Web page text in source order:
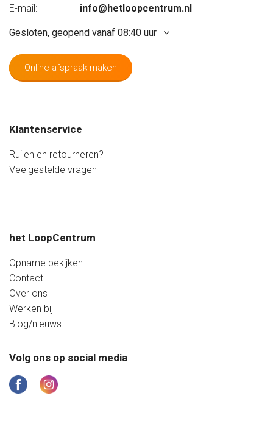
E-mail:
info@hetloopcentrum.nl
Gesloten, geopend vanaf 08:40 uur
Online afspraak maken
Donderdag
09:20 - 17:20 uur
Vrijdag
09:20 - 20:00 uur
Zaterdag
08:40 - 17:20 uur
Klantenservice
Ruilen en retourneren?
Veelgestelde vragen
het LoopCentrum
Opname bekijken
Contact
Over ons
Werken bij
Blog/nieuws
Volg ons op social media